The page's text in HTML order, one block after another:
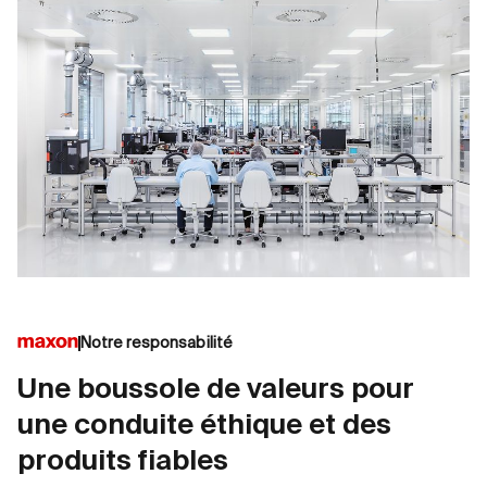
Notre responsabilité
Une boussole de valeurs pour
une conduite éthique et des
produits fiables